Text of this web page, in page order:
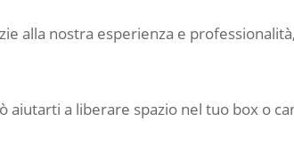
alla nostra esperienza e
a liberare spazio nel tuo box o